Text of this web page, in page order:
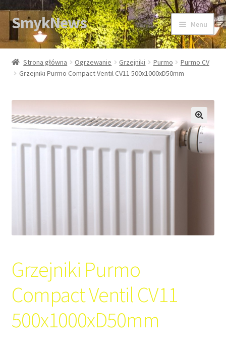
Przejdź
do
nawigacji
Przejdź
do
treści
SmykNews Menu
Strona główna
Strona główna Ogrzewanie Grzejniki Purmo
Purmo CV
Grzejniki Purmo Compact Ventil CV11 500x1000xD50mm
Grzejniki Purmo
Compact Ventil CV11
500x1000xD50mm